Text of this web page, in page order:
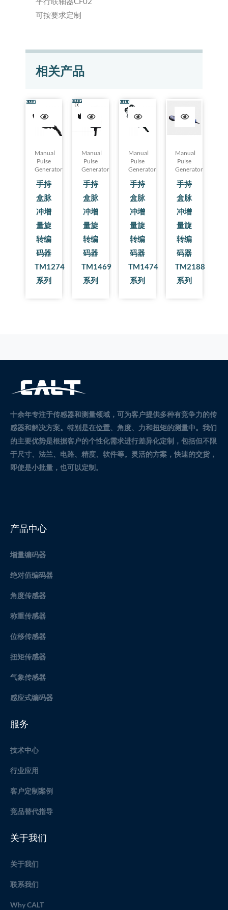
可按要求定制
相关产品
Manual
Pulse
Generator
手持
盒脉
冲增
量旋
转编
码器
TM1274
系列
Manual
Pulse
Generator
手持
盒脉
冲增
量旋
转编
码器
TM1469
系列
Manual
Pulse
Generator
手持
盒脉
冲增
量旋
转编
码器
TM1474
系列
Manual
Pulse
Generator
手持
盒脉
冲增
量旋
转编
码器
TM2188
系列
十余年专注于传感器和测量领域，可为客户提供多种有竞争力的传
感器和解决方案。 特别是在位置、角度、力和扭矩的测量中。 我们
的主要优势是根据客户的个性化需求进行差异化定制，包括但不限
于尺寸、法兰、电路、精度、软件等。灵活的方案，快速的交货，
即使是小批量，也可以定制。
产品中心
增量编码器
绝对值编码器
角度传感器
称重传感器
位移传感器
扭矩传感器
气象传感器
感应式编码器
服务
技术中心
行业应用
客户定制案例
竞品替代指导
关于我们
关于我们
联系我们
Why CALT